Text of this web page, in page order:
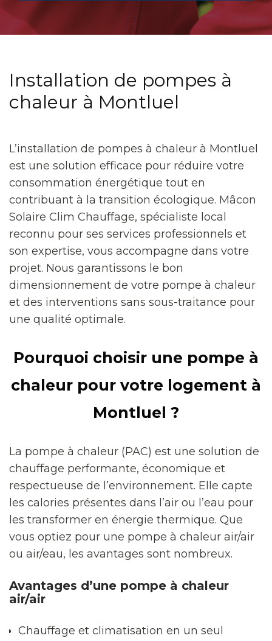
Installation de pompes à
chaleur à Montluel
L’installation de pompes à chaleur à Montluel
est une solution efficace pour réduire votre
consommation énergétique tout en
contribuant à la transition écologique. Mâcon
Solaire Clim Chauffage, spécialiste local
reconnu pour ses services professionnels et
son expertise, vous accompagne dans votre
projet. Nous garantissons le bon
dimensionnement de votre pompe à chaleur
et des interventions sans sous-traitance pour
une qualité optimale.
Pourquoi choisir une pompe à
chaleur pour votre logement à
Montluel ?
La pompe à chaleur (PAC) est une solution de
chauffage performante, économique et
respectueuse de l’environnement. Elle capte
les calories présentes dans l’air ou l’eau pour
les transformer en énergie thermique. Que
vous optiez pour une pompe à chaleur air/air
ou air/eau, les avantages sont nombreux.
Avantages d’une pompe à chaleur
air/air
Chauffage et climatisation en un seul